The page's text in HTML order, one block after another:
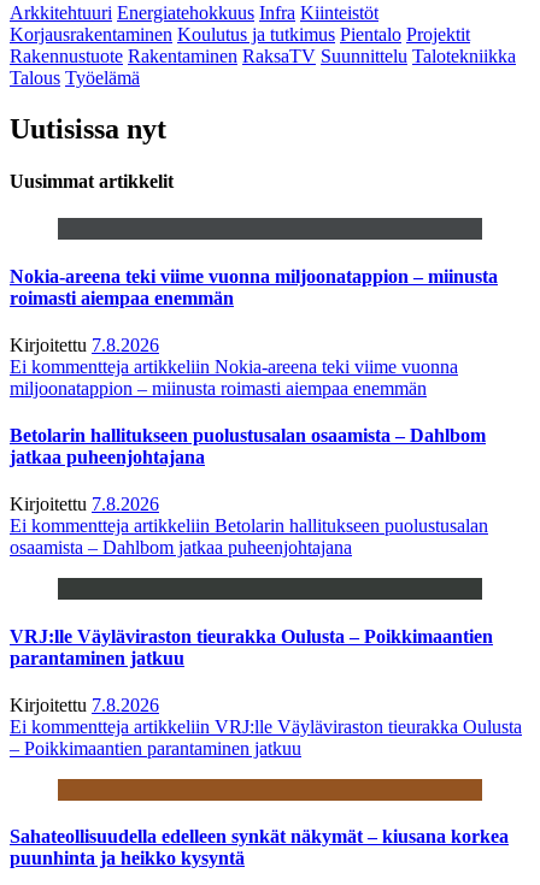
Arkkitehtuuri Energiatehokkuus Infra Kiinteistöt
Korjausrakentaminen Koulutus ja tutkimus Pientalo Projektit
Rakennustuote Rakentaminen RaksaTV Suunnittelu Talotekniikka
Talous Työelämä
Uutisissa nyt
Uusimmat artikkelit
Nokia-areena teki viime vuonna miljoonatappion – miinusta
roimasti aiempaa enemmän
Kirjoitettu 7.8.2026
Ei kommentteja artikkeliin Nokia-areena teki viime vuonna
miljoonatappion – miinusta roimasti aiempaa enemmän
Betolarin hallitukseen puolustusalan osaamista – Dahlbom
jatkaa puheenjohtajana
Kirjoitettu 7.8.2026
Ei kommentteja artikkeliin Betolarin hallitukseen puolustusalan
osaamista – Dahlbom jatkaa puheenjohtajana
VRJ:lle Väyläviraston tieurakka Oulusta – Poikkimaantien
parantaminen jatkuu
Kirjoitettu 7.8.2026
Ei kommentteja artikkeliin VRJ:lle Väyläviraston tieurakka Oulusta
– Poikkimaantien parantaminen jatkuu
Sahateollisuudella edelleen synkät näkymät – kiusana korkea
puunhinta ja heikko kysyntä